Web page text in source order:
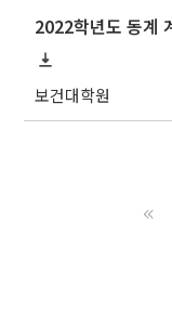
2022학년도 동계
보건대학원